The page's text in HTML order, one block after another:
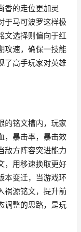
香的走位更加灵
于马可波罗这样极
文选择则偏向于红
攻速，确保一技能
了高手玩家对英雄
的铭文槽内，玩家
，暴击率，暴击效
敌方阵容突进能力
，用移速换取更好
本变迁，当游戏环
祸源铭文，提升前
调整的思路，是玩